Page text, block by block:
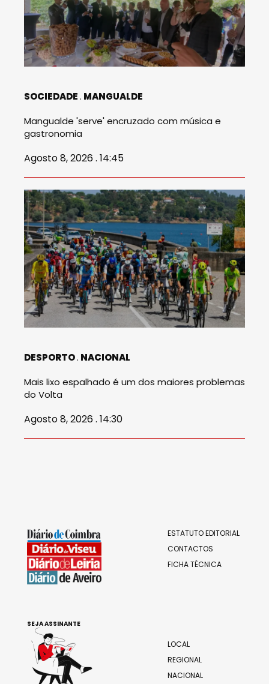
SOCIEDADE MANGUALDE
Mangualde 'serve' encruzado com música e
gastronomia
Agosto 8, 2026 . 14:45
DESPORTO NACIONAL
Mais lixo espalhado é um dos maiores problemas
do Volta
Agosto 8, 2026 . 14:30
ESTATUTO EDITORIAL
CONTACTOS
FICHA TÉCNICA
LOCAL
REGIONAL
NACIONAL
SEJA ASSINANTE